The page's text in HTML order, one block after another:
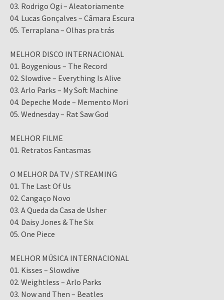
03. Rodrigo Ogi – Aleatoriamente
04. Lucas Gonçalves – Câmara Escura
05. Terraplana – Olhas pra trás
MELHOR DISCO INTERNACIONAL
01. Boygenious – The Record
02. Slowdive – Everything Is Alive
03. Arlo Parks – My Soft Machine
04. Depeche Mode – Memento Mori
05. Wednesday – Rat Saw God
MELHOR FILME
01. Retratos Fantasmas
O MELHOR DA TV / STREAMING
01. The Last Of Us
02. Cangaço Novo
03. A Queda da Casa de Usher
04. Daisy Jones & The Six
05. One Piece
MELHOR MÚSICA INTERNACIONAL
01. Kisses – Slowdive
02. Weightless – Arlo Parks
03. Now and Then – Beatles